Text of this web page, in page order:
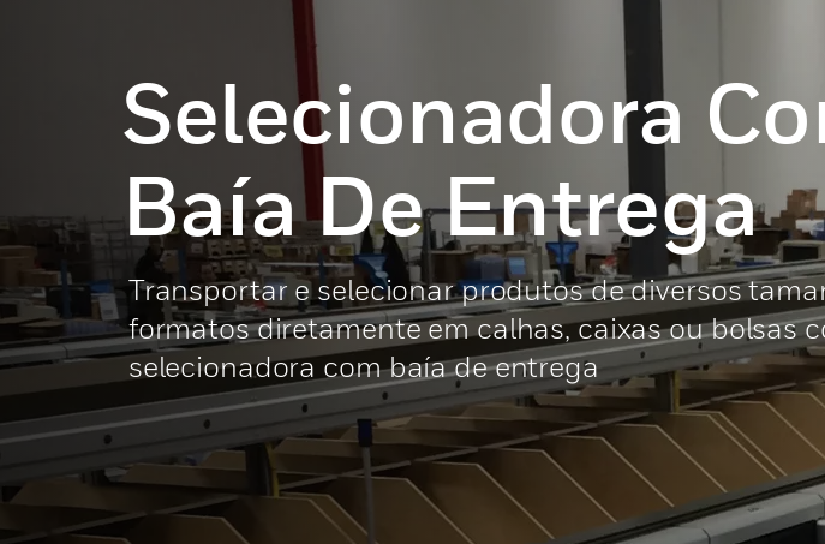
Selecionadora
Baía De Entrega
Transportar e selecionar produtos de diversos
formatos diretamente em calhas, caixas ou bolsas
selecionadora com baía de entrega